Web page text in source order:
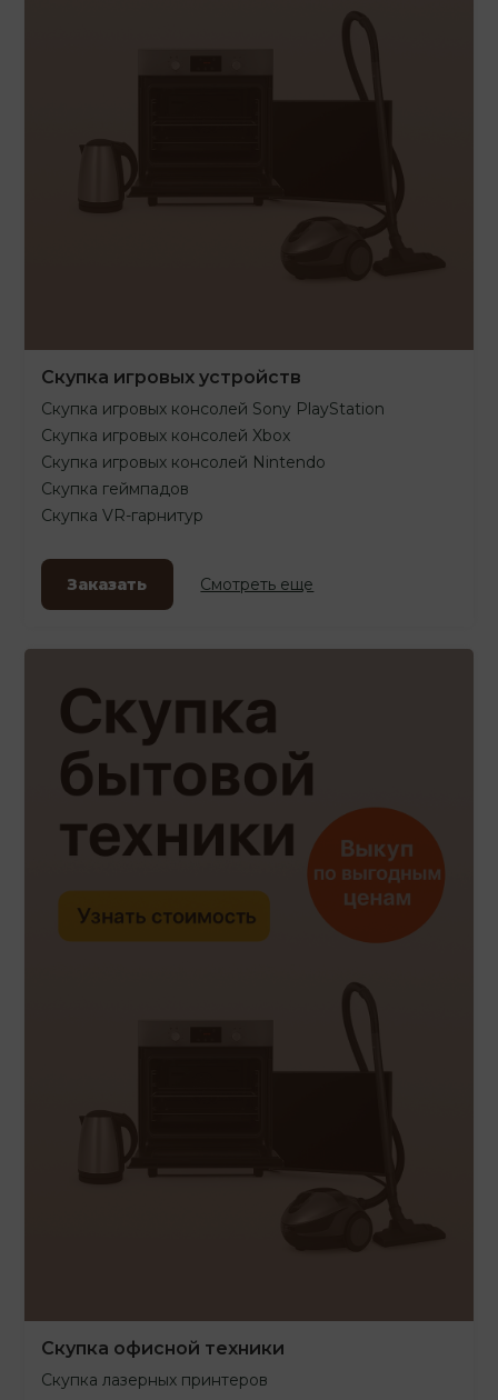
Скупка игровых устройств
Скупка игровых консолей Sony PlayStation
Скупка игровых консолей Xbox
Скупка игровых консолей Nintendo
Скупка геймпадов
Скупка VR-гарнитур
Заказать Смотреть еще
Скупка офисной техники
Скупка лазерных принтеров